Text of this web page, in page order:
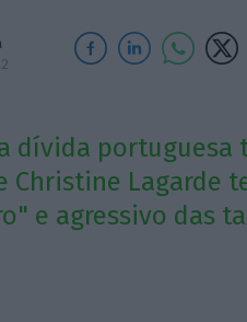
dívida portuguesa
Christine Lagarde
e agressivo das